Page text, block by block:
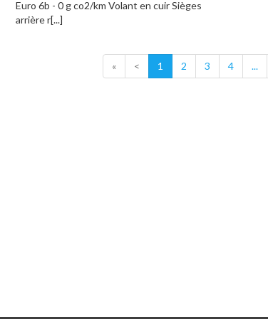
Euro 6b - 0 g co2/km Volant en cuir Sièges
arrière r[...]
« < 1 2 3 4 ...